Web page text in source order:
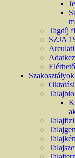
Tagdíj
SZJA
Szakosztályok